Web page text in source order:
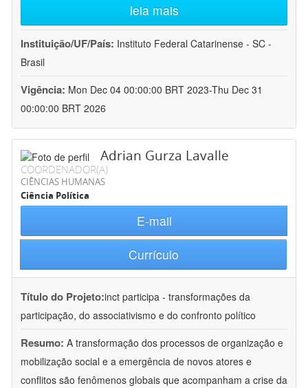
leia mais
Instituição/UF/País: Instituto Federal Catarinense - SC -
Brasil
Vigência: Mon Dec 04 00:00:00 BRT 2023-Thu Dec 31
00:00:00 BRT 2026
Adrian Gurza Lavalle
COORDENADOR(A)
CIÊNCIAS HUMANAS
Ciência Política
E-mail
Currículo
Título do Projeto:inct participa - transformações da
participação, do associativismo e do confronto político
Resumo: A transformação dos processos de organização e
mobilização social e a emergência de novos atores e
conflitos são fenômenos globais que acompanham a crise da